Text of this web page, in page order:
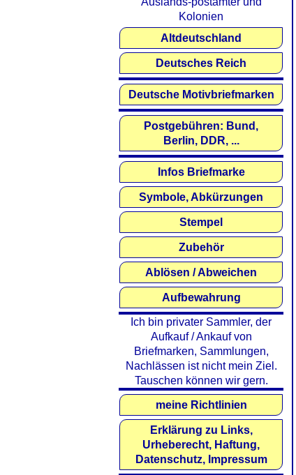
Kolonien
Altdeutschland
Deutsches Reich
Deutsche Motivbriefmarken
Postgebühren: Bund,
Berlin, DDR, ...
Infos Briefmarke
Symbole, Abkürzungen
Stempel
Zubehör
Ablösen / Abweichen
Aufbewahrung
Ich bin privater Sammler, der
Aufkauf / Ankauf von
Briefmarken, Sammlungen,
Nachlässen ist nicht mein Ziel.
Tauschen können wir gern.
meine Richtlinien
Erklärung zu Links,
Urheberecht, Haftung,
Datenschutz, Impressum